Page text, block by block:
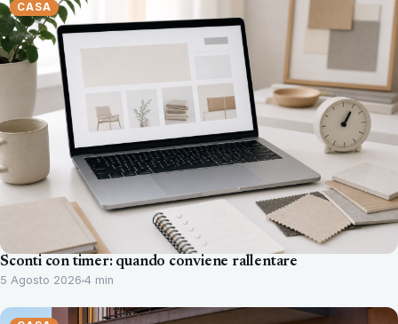
CASA
Sconti con timer: quando conviene rallentare
5 Agosto 2026 4 min